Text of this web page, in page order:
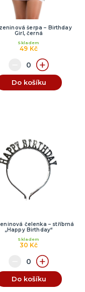
šerpa – Birthday
Girl, černá
49 Kč
Skladem
Do košíku
čelenka – stříbrná
„Happy Birthday“
30 Kč
Skladem
Do košíku